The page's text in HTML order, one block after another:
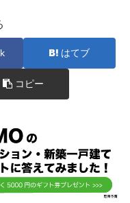
はてブ
コピー